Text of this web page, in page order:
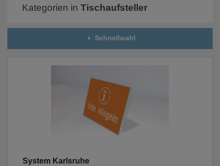
Kategorien in Tischaufsteller
Schnellwahl
System Karlsruhe